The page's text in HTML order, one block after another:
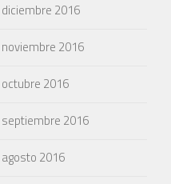
diciembre 2016
noviembre 2016
octubre 2016
septiembre 2016
agosto 2016